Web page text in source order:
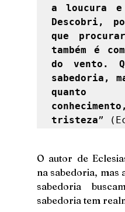
a loucura e
Descobri,
que
também é
do vento.
sabedoria,
tristeza”
O autor de
na sabedoria, mas
sabedoria
sabedoria tem